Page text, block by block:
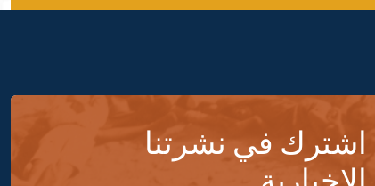
اشترك في نشرتنا